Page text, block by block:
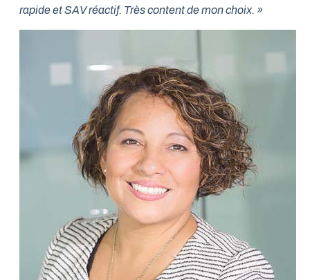
rapide et SAV réactif. Très content de mon choix. »